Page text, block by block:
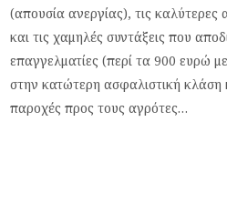
(απουσία ανεργίας), τις
και τις χαμηλές συντάξεις που
επαγγελματίες (περί τα 900 ευρώ
στην κατώτερη ασφαλιστική κλάση
παροχές προς τους αγρότες…